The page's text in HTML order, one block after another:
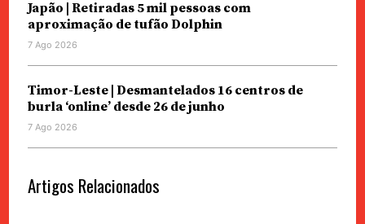
Japão | Retiradas 5 mil pessoas com
aproximação de tufão Dolphin
7 Ago 2026
Timor-Leste | Desmantelados 16 centros de
burla ‘online’ desde 26 de junho
7 Ago 2026
Artigos Relacionados